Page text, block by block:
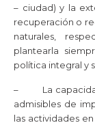
– ciudad) y la
recuperación o
naturales,
plantearla
política integral y
– La capacidad
admisibles de
las actividades